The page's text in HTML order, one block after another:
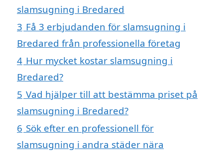
slamsugning i Bredared
3 Få 3 erbjudanden för slamsugning i
Bredared från professionella företag
4 Hur mycket kostar slamsugning i
Bredared?
5 Vad hjälper till att bestämma priset på
slamsugning i Bredared?
6 Sök efter en professionell för
slamsugning i andra städer nära